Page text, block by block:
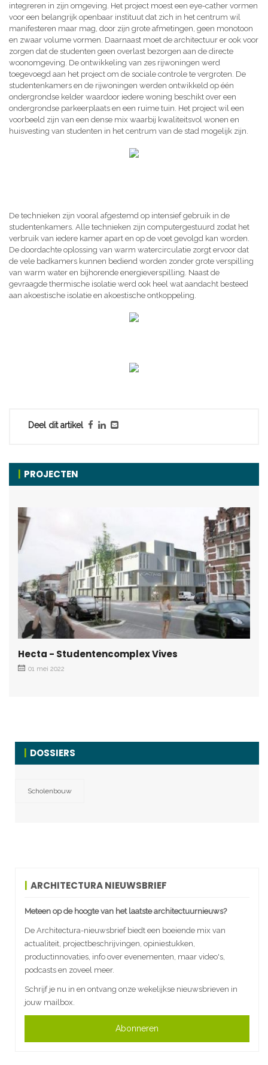
integreren in zijn omgeving. Het project moest een eye-cather vormen
voor een belangrijk openbaar instituut dat zich in het centrum wil
manifesteren maar mag, door zijn grote afmetingen, geen monotoon
en zwaar volume vormen. Daarnaast moet de architectuur er ook voor
zorgen dat de studenten geen overlast bezorgen aan de directe
woonomgeving. De ontwikkeling van zes rijwoningen werd
toegevoegd aan het project om de sociale controle te vergroten. De
studentenkamers en de rijwoningen werden ontwikkeld op één
ondergrondse kelder waardoor iedere woning beschikt over een
ondergrondse parkeerplaats en een ruime tuin. Het project wil een
voorbeeld zijn van een dense mix waarbij kwaliteitsvol wonen en
huisvesting van studenten in het centrum van de stad mogelijk zijn.
De technieken zijn vooral afgestemd op intensief gebruik in de
studentenkamers. Alle technieken zijn computergestuurd zodat het
verbruik van iedere kamer apart en op de voet gevolgd kan worden.
De doordachte oplossing van warm watercirculatie zorgt ervoor dat
de vele badkamers kunnen bediend worden zonder grote verspilling
van warm water en bijhorende energieverspilling. Naast de
gevraagde thermische isolatie werd ook heel wat aandacht besteed
aan akoestische isolatie en akoestische ontkoppeling.
Deel dit artikel
PROJECTEN
Hecta - Studentencomplex Vives
01 mei 2022
DOSSIERS
Scholenbouw
ARCHITECTURA NIEUWSBRIEF
Meteen op de hoogte van het laatste architectuurnieuws?
De Architectura-nieuwsbrief biedt een boeiende mix van
actualiteit, projectbeschrijvingen, opiniestukken,
productinnovaties, info over evenementen, maar video's,
podcasts en zoveel meer.
Schrijf je nu in en ontvang onze wekelijkse nieuwsbrieven in
jouw mailbox.
Abonneren